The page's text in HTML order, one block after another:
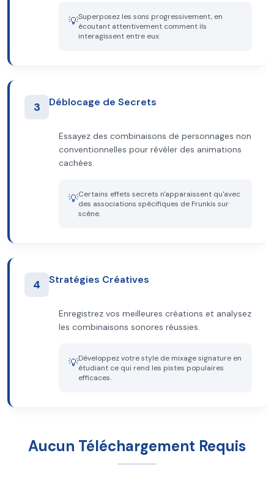
💡Superposez les sons progressivement, en
écoutant attentivement comment ils
interagissent entre eux.
3 Déblocage de Secrets
Essayez des combinaisons de personnages non
conventionnelles pour révéler des animations
cachées.
💡Certains effets secrets n'apparaissent qu'avec
des associations spécifiques de Frunkis sur
scène.
4 Stratégies Créatives
Enregistrez vos meilleures créations et analysez
les combinaisons sonores réussies.
💡Développez votre style de mixage signature en
étudiant ce qui rend les pistes populaires
efficaces.
Aucun Téléchargement Requis